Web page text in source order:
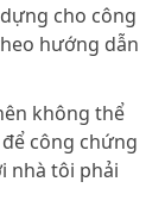
cho công
hướng dẫn
không thể
công chứng
nhà tôi phải